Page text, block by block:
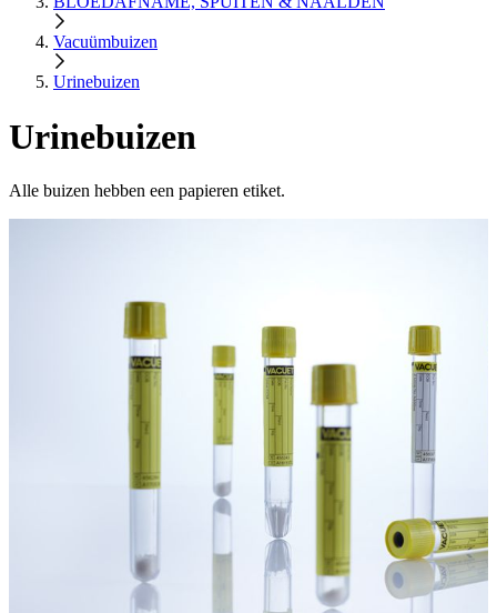
Vacuümbuizen
Urinebuizen
Urinebuizen
Alle buizen hebben een papieren etiket.